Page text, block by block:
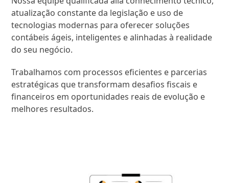
atualização constante da legislação e uso de
tecnologias modernas para oferecer soluções
contábeis ágeis, inteligentes e alinhadas à realidade
do seu negócio.
Trabalhamos com processos eficientes e parcerias
estratégicas que transformam desafios fiscais e
financeiros em oportunidades reais de evolução e
melhores resultados.